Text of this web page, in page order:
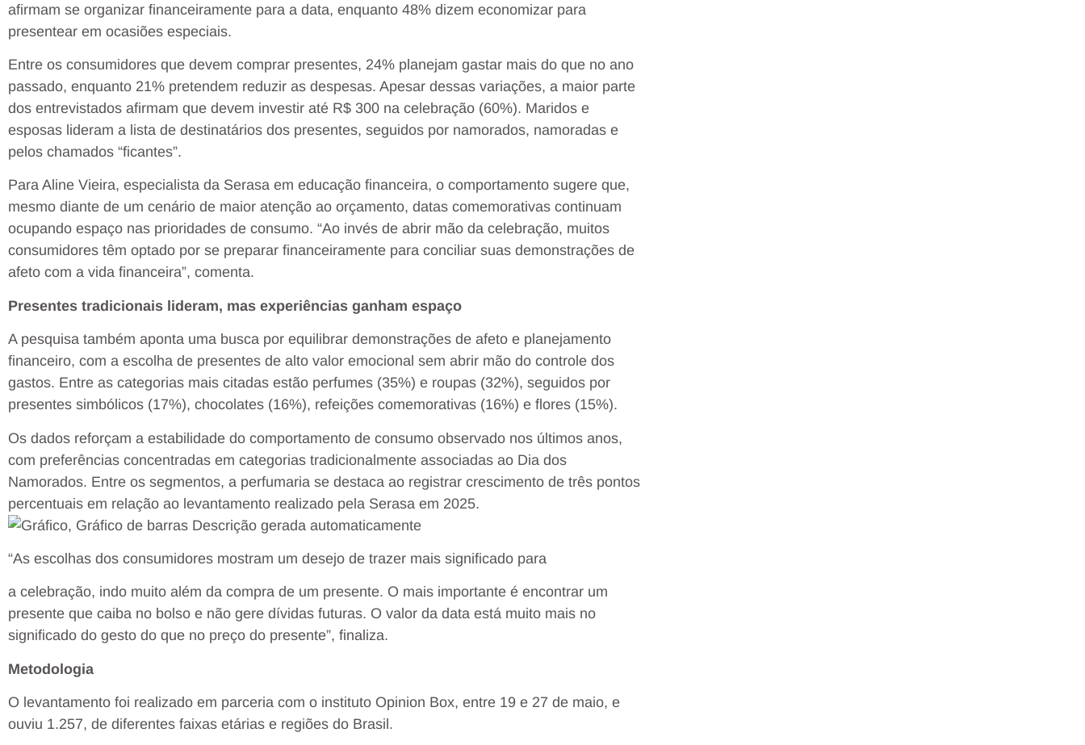
afirmam se organizar financeiramente para a data, enquanto 48% dizem economizar para
presentear em ocasiões especiais.
Entre os consumidores que devem comprar presentes, 24% planejam gastar mais do que no ano
passado, enquanto 21% pretendem reduzir as despesas. Apesar dessas variações, a maior parte
dos entrevistados afirmam que devem investir até R$ 300 na celebração (60%). Maridos e
esposas lideram a lista de destinatários dos presentes, seguidos por namorados, namoradas e
pelos chamados “ficantes”.
Para Aline Vieira, especialista da Serasa em educação financeira, o comportamento sugere que,
mesmo diante de um cenário de maior atenção ao orçamento, datas comemorativas continuam
ocupando espaço nas prioridades de consumo. “Ao invés de abrir mão da celebração, muitos
consumidores têm optado por se preparar financeiramente para conciliar suas demonstrações de
afeto com a vida financeira”, comenta.
Presentes tradicionais lideram, mas experiências ganham espaço
A pesquisa também aponta uma busca por equilibrar demonstrações de afeto e planejamento
financeiro, com a escolha de presentes de alto valor emocional sem abrir mão do controle dos
gastos. Entre as categorias mais citadas estão perfumes (35%) e roupas (32%), seguidos por
presentes simbólicos (17%), chocolates (16%), refeições comemorativas (16%) e flores (15%).
Os dados reforçam a estabilidade do comportamento de consumo observado nos últimos anos,
com preferências concentradas em categorias tradicionalmente associadas ao Dia dos
Namorados. Entre os segmentos, a perfumaria se destaca ao registrar crescimento de três pontos
percentuais em relação ao levantamento realizado pela Serasa em 2025.
“As escolhas dos consumidores mostram um desejo de trazer mais significado para
a celebração, indo muito além da compra de um presente. O mais importante é encontrar um
presente que caiba no bolso e não gere dívidas futuras. O valor da data está muito mais no
significado do gesto do que no preço do presente”, finaliza.
Metodologia
O levantamento foi realizado em parceria com o instituto Opinion Box, entre 19 e 27 de maio, e
ouviu 1.257, de diferentes faixas etárias e regiões do Brasil.